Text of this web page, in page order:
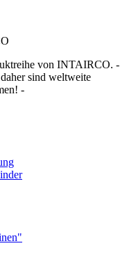
von INTAIRCO. -
sind weltweite
-